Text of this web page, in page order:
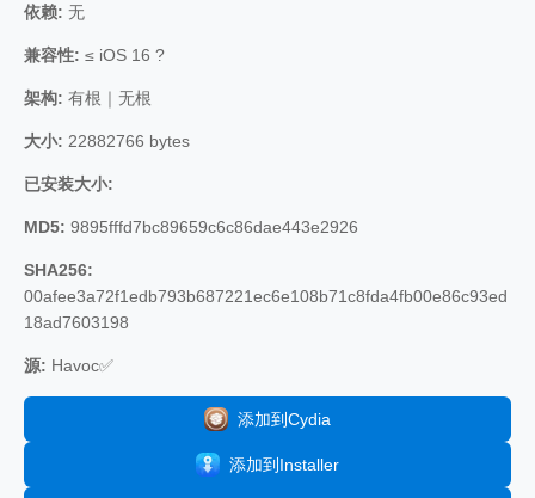
依赖: 无
兼容性: ≤ iOS 16 ?
架构: 有根｜无根
大小: 22882766 bytes
已安装大小:
MD5: 9895fffd7bc89659c6c86dae443e2926
SHA256:
00afee3a72f1edb793b687221ec6e108b71c8fda4fb00e86c93ed
18ad7603198
源: Havoc✅
添加到Cydia
添加到Installer